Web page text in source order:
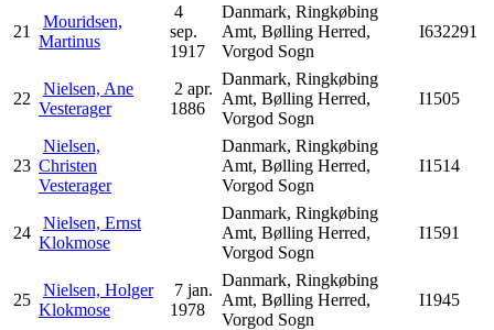
21
Mouridsen,
Martinus
4
sep.
1917
Danmark, Ringkøbing
Amt, Bølling Herred,
Vorgod Sogn
I632291
22
Nielsen, Ane
Vesterager
2 apr.
1886
Danmark, Ringkøbing
Amt, Bølling Herred,
Vorgod Sogn
I1505
23
Nielsen,
Christen
Vesterager
Danmark, Ringkøbing
Amt, Bølling Herred,
Vorgod Sogn
I1514
24
Nielsen, Ernst
Klokmose
Danmark, Ringkøbing
Amt, Bølling Herred,
Vorgod Sogn
I1591
25
Nielsen, Holger
Klokmose
7 jan.
1978
Danmark, Ringkøbing
Amt, Bølling Herred,
Vorgod Sogn
I1945